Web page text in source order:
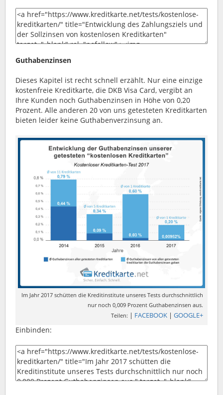
Guthabenzinsen
Dieses Kapitel ist recht schnell erzählt. Nur eine einzige
kostenfreie Kreditkarte, die DKB Visa Card, vergibt an
Ihre Kunden noch Guthabenzinsen in Höhe von 0,20
Prozent. Alle anderen 20 von uns getesteten Kreditkarten
bieten leider keine Guthabenverzinsung an.
Im Jahr 2017 schütten die Kreditinstitute unseres Tests durchschnittlich
nur noch 0,009 Prozent Guthabenzinsen aus.
Teilen: | FACEBOOK | GOOGLE+
Einbinden: